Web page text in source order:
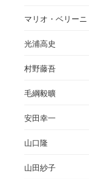
マリオ・ベリーニ
光浦高史
村野藤吾
毛綱毅曠
安田幸一
山口隆
山田紗子